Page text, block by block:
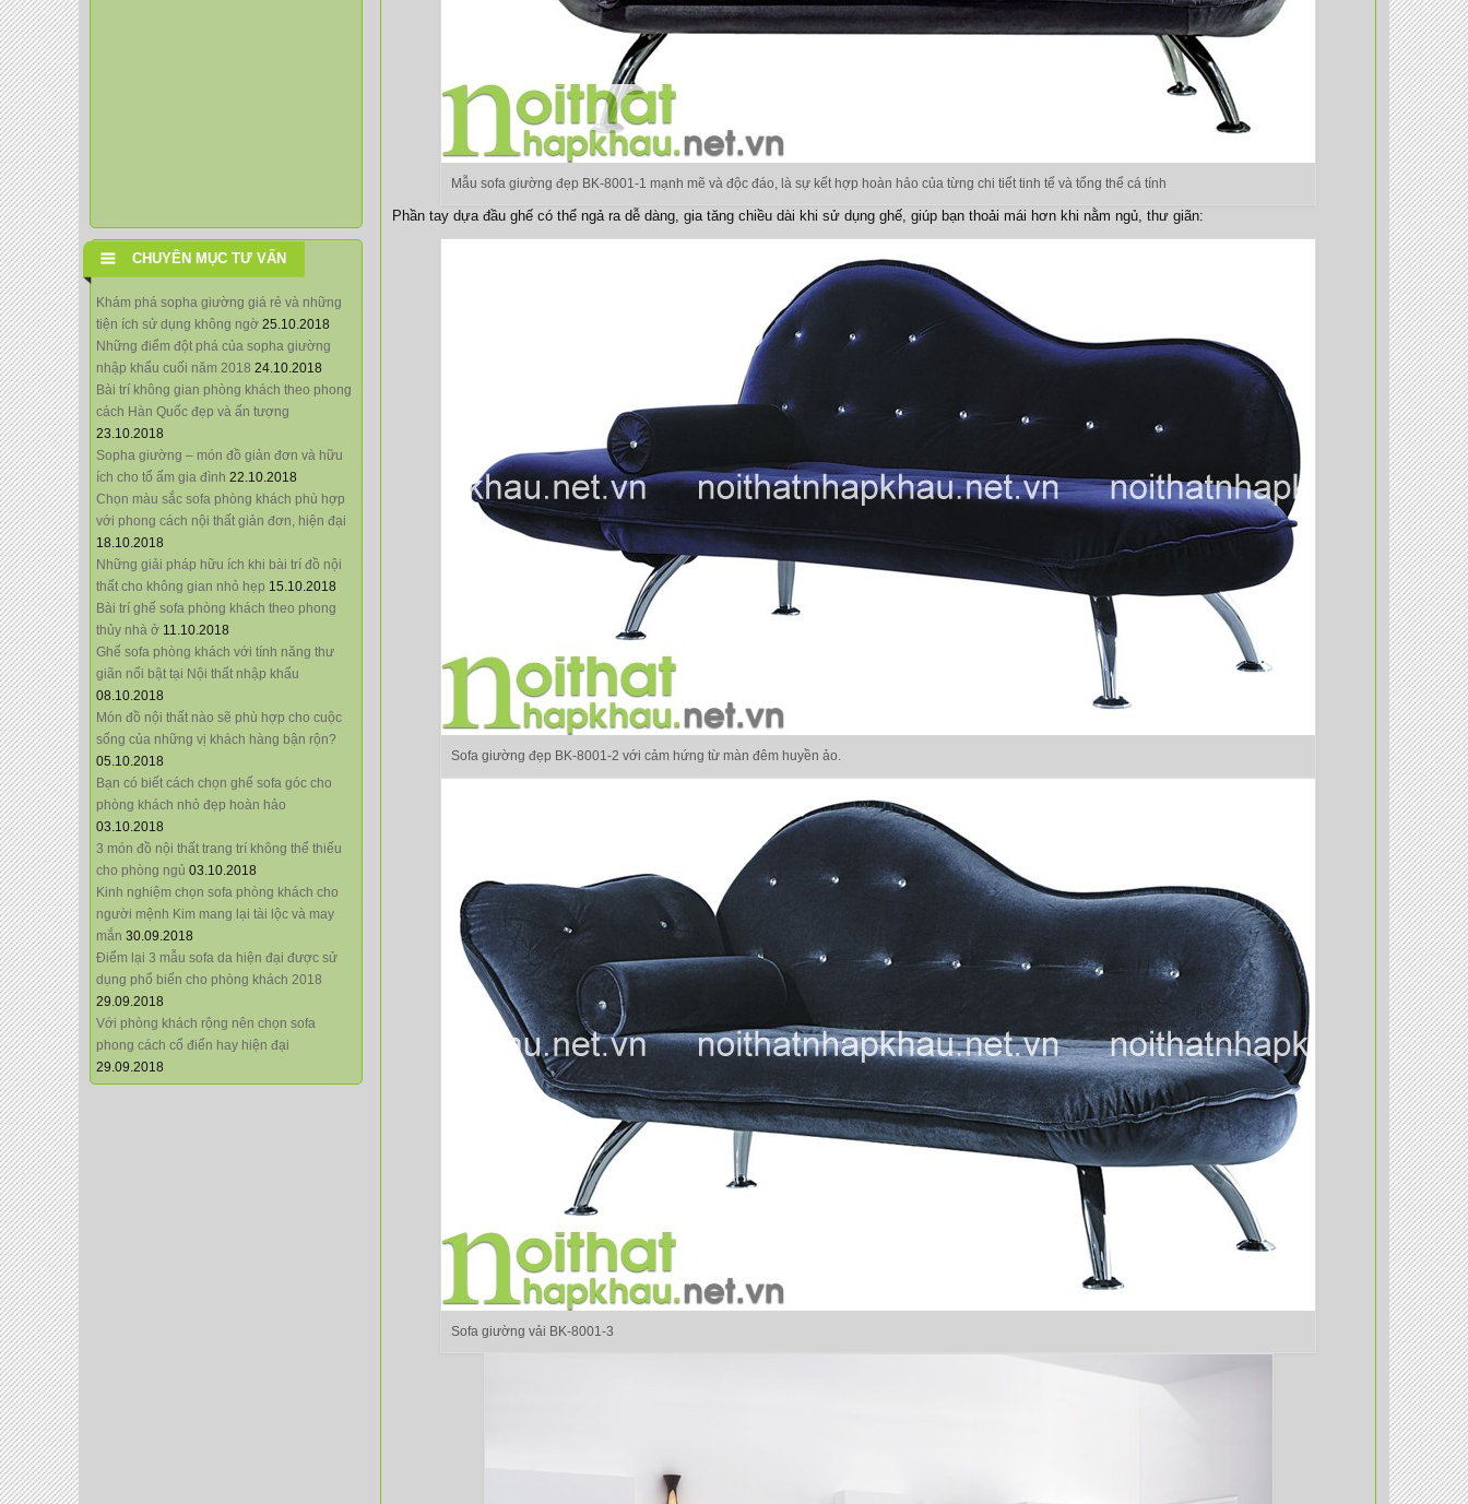
CHUYÊN MỤC TƯ VẤN
Khám phá sopha giường giá rẻ và những
tiện ích sử dụng không ngờ 25.10.2018
Những điểm đột phá của sopha giường
nhập khẩu cuối năm 2018 24.10.2018
Bài trí không gian phòng khách theo phong
cách Hàn Quốc đẹp và ấn tượng
23.10.2018
Sopha giường – món đồ giản đơn và hữu
ích cho tổ ấm gia đình 22.10.2018
Chọn màu sắc sofa phòng khách phù hợp
với phong cách nội thất giản đơn, hiện đại
18.10.2018
Những giải pháp hữu ích khi bài trí đồ nội
thất cho không gian nhỏ hẹp 15.10.2018
Bài trí ghế sofa phòng khách theo phong
thủy nhà ở 11.10.2018
Ghế sofa phòng khách với tính năng thư
giãn nổi bật tại Nội thất nhập khẩu
08.10.2018
Món đồ nội thất nào sẽ phù hợp cho cuộc
sống của những vị khách hàng bận rộn?
05.10.2018
Bạn có biết cách chọn ghế sofa góc cho
phòng khách nhỏ đẹp hoàn hảo
03.10.2018
3 món đồ nội thất trang trí không thể thiếu
cho phòng ngủ 03.10.2018
Kinh nghiệm chọn sofa phòng khách cho
người mệnh Kim mang lại tài lộc và may
mắn 30.09.2018
Điểm lại 3 mẫu sofa da hiện đại được sử
dụng phổ biến cho phòng khách 2018
29.09.2018
Với phòng khách rộng nên chọn sofa
phong cách cổ điển hay hiện đại
29.09.2018
Mẫu sofa giường đẹp BK-8001-1 mạnh mẽ và độc đáo, là sự kết hợp hoàn hảo của từng chi tiết tinh tế và tổng thể cá tính
Phần tay dựa đầu ghế có thể ngả ra dễ dàng, gia tăng chiều dài khi sử dụng ghế, giúp bạn thoải mái hơn khi nằm ngủ, thư giãn:
Sofa giường đẹp BK-8001-2 với cảm hứng từ màn đêm huyền ảo.
Sofa giường vải BK-8001-3